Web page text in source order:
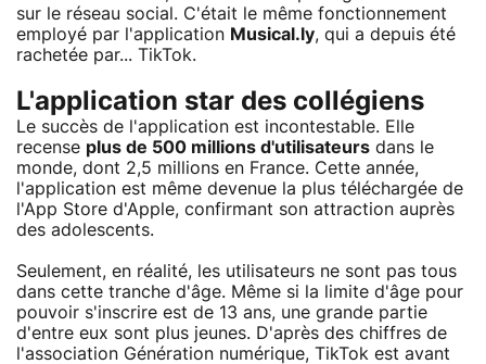
sur le réseau social. C'était le même fonctionnement
employé par l'application Musical.ly, qui a depuis été
rachetée par... TikTok.
L'application star des collégiens
Le succès de l'application est incontestable. Elle
recense plus de 500 millions d'utilisateurs dans le
monde, dont 2,5 millions en France. Cette année,
l'application est même devenue la plus téléchargée de
l'App Store d'Apple, confirmant son attraction auprès
des adolescents.
Seulement, en réalité, les utilisateurs ne sont pas tous
dans cette tranche d'âge. Même si la limite d'âge pour
pouvoir s'inscrire est de 13 ans, une grande partie
d'entre eux sont plus jeunes. D'après des chiffres de
l'association Génération numérique, TikTok est avant